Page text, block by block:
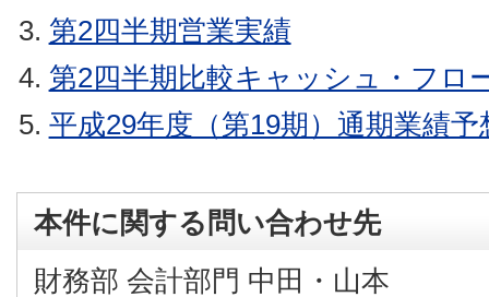
第2四半期営業実績
第2四半期比較キャッシュ・フロ
平成29年度（第19期）通期業績
本件に関する問い合わせ先
財務部 会計部門 中田・山本